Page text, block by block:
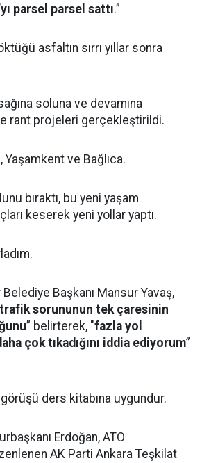
parsel parsel sattı.”
asfaltın sırrı yıllar sonra
soluna ve devamına
rant projeleri gerçekleştirildi.
ve Bağlıca.
bıraktı, bu yeni yaşam
keserek yeni yollar yaptı.
Başkanı Mansur Yavaş,
sorununun tek çaresinin
” belirterek, "fazla yol
çok tıkadığını iddia ediyorum”
görüşü ders kitabına uygundur.
Erdoğan, ATO
AK Parti Ankara Teşkilat